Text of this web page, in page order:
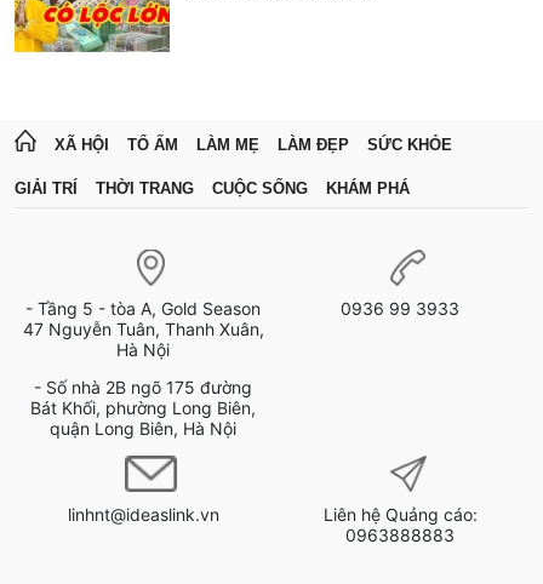
XÃ HỘI TỔ ẤM LÀM MẸ LÀM ĐẸP SỨC KHỎE
GIẢI TRÍ THỜI TRANG CUỘC SỐNG KHÁM PHÁ
- Tầng 5 - tòa A, Gold Season
47 Nguyễn Tuân, Thanh Xuân,
Hà Nội
- Số nhà 2B ngõ 175 đường
Bát Khối, phường Long Biên,
quận Long Biên, Hà Nội
0936 99 3933
linhnt@ideaslink.vn
Liên hệ Quảng cáo:
0963888883